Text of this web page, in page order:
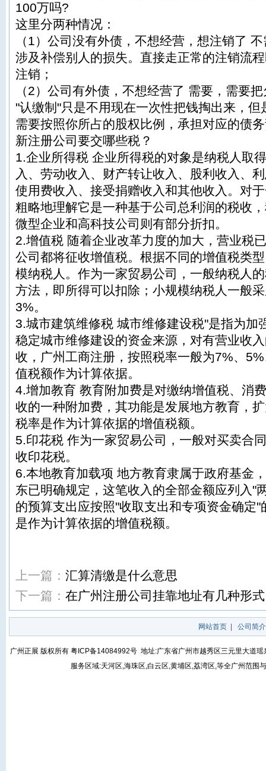
100万吗?
这里分两种情况：
（1）公司没有外债，不想经营，想注销了
涉及补偿别人的损失。直接走正常的注销流
注销；
（2）公司有外债，不想经营了 需要，需要
"认缴制"只是不用现在一次性把钱掏出来，
需要按照你所占的股权比例，承担对应的债
新注册公司要交哪些税？
1.企业所得税 企业所得税的对象是纳税人取
入、劳动收入、财产转让收入、股利收入、
使用费收入、接受捐赠收入和其他收入。对
粗略地理解它是一种基于公司总利润的税收
微型企业和高科技公司则有部分折扣。
2.增值税 随着企业改革力度的加大，营业税
公司都将征收增值税。根据不同的增值税类
模纳税人。作为一家贸易公司，一般纳税人
方法，即所得可以扣除；小规模纳税人一般
3%。
3.城市建筑维修税 城市维修建设税"是指为加
稳定城市维修建设的资金来源，对有营业收
收，广州工商注册，按照税率一般为7%、
值税额作为计算依据。
4.增加教育 教育附加费是对缴纳增值税、消
收的一种附加费，其功能是发展地方教育，
税率是作为计算依据的增值税额。
5.印花税 作为一家贸易公司，一般对买卖合
收印花税。
6.本地教育加载项 地方教育隶属于政府基金
东已明确规定，这笔收入的全部金额应列入"
的预算支出应按照"收取支出和专项资金确定
是作为计算依据的增值税额。
上一篇： 汇算清缴是什么意思
下一篇： 在广州注册公司挂靠地址有几种形式
网站首页 公司简介
广州正展 版权所有 粤ICP备14084992号 地址:广东省广州市越秀区三元里大道
服务区域:天河区,海珠区,白云区,黄埔区,荔湾区,等全广州范围与